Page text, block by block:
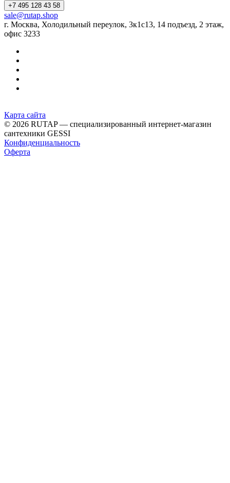
+7 495 128 43 58
sale@rutap.shop
г. Москва, Холодильный переулок, 3к1с13, 14 подъезд, 2 этаж,
офис 3233
Карта сайта
© 2026 RUTAP — специализированный интернет-магазин
сантехники GESSI
Конфиденциальность
Оферта